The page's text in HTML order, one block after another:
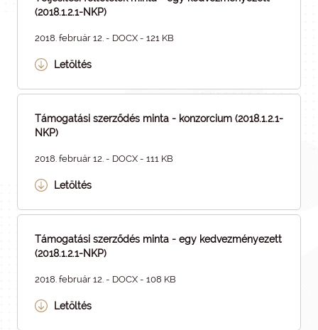
(2018.1.2.1-NKP)
2018. február 12. - DOCX - 121 KB
Letöltés
Támogatási szerződés minta - konzorcium (2018.1.2.1-
NKP)
2018. február 12. - DOCX - 111 KB
Letöltés
Támogatási szerződés minta - egy kedvezményezett
(2018.1.2.1-NKP)
2018. február 12. - DOCX - 108 KB
Letöltés